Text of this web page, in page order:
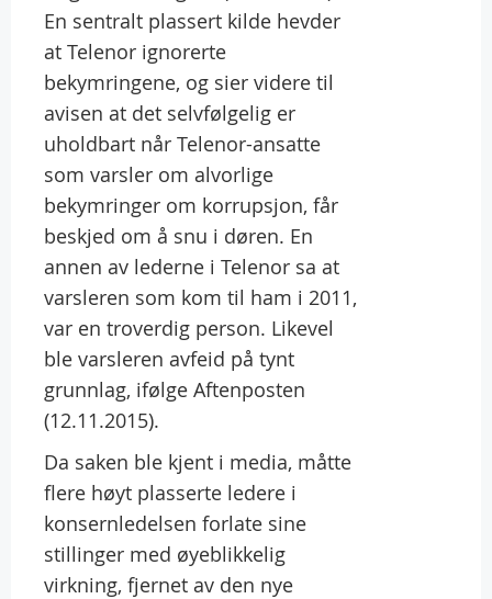
En sentralt plassert kilde hevder
at Telenor ignorerte
bekymringene, og sier videre til
avisen at det selvfølgelig er
uholdbart når Telenor-ansatte
som varsler om alvorlige
bekymringer om korrupsjon, får
beskjed om å snu i døren. En
annen av lederne i Telenor sa at
varsleren som kom til ham i 2011,
var en troverdig person. Likevel
ble varsleren avfeid på tynt
grunnlag, ifølge Aftenposten
(12.11.2015).
Da saken ble kjent i media, måtte
flere høyt plasserte ledere i
konsernledelsen forlate sine
stillinger med øyeblikkelig
virkning, fjernet av den nye